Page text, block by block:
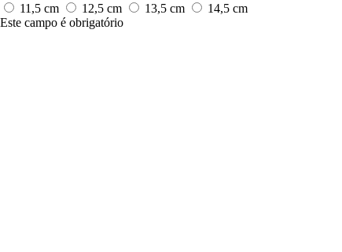
11,5 cm
12,5 cm 13,5 cm
14,5 cm
Este campo é obrigatório